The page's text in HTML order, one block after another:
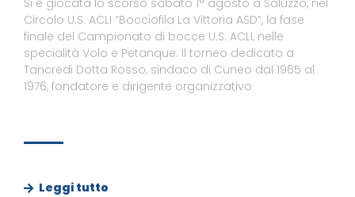
Circolo U.S. ACLI “Bocciofila La Vittoria ASD”, la fase
finale del Campionato di bocce U.S. ACLI, nelle
specialità Volo e Petanque. Il torneo dedicato a
Tancredi Dotta Rosso, sindaco di Cuneo dal 1965 al
1976, fondatore e dirigente organizzativo
Leggi tutto